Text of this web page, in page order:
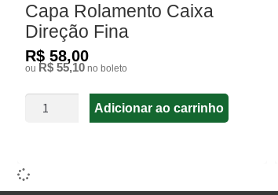
Capa Rolamento Caixa
Direção Fina
R$ 58,00
ou R$ 55,10 no boleto
Adicionar ao carrinho